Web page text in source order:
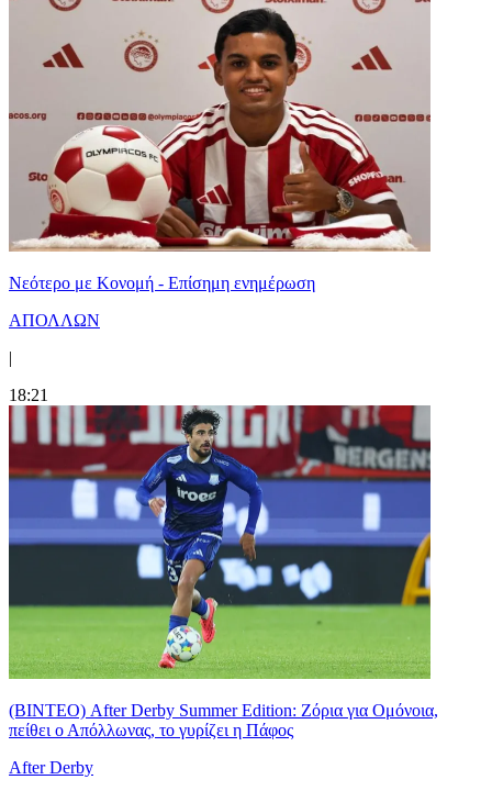
Νεότερο με Κονομή - Επίσημη ενημέρωση
ΑΠΟΛΛΩΝ
|
18:21
(ΒΙΝΤΕΟ) After Derby Summer Edition: Ζόρια για Ομόνοια,
πείθει ο Απόλλωνας, το γυρίζει η Πάφος
After Derby